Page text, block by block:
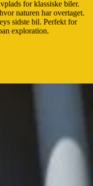
for klassiske biler.
naturen har overtaget.
sidste bil. Perfekt for
exploration.